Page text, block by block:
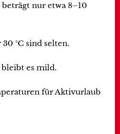
beträgt nur etwa 8–10
°C sind selten.
es mild.
für Aktivurlaub